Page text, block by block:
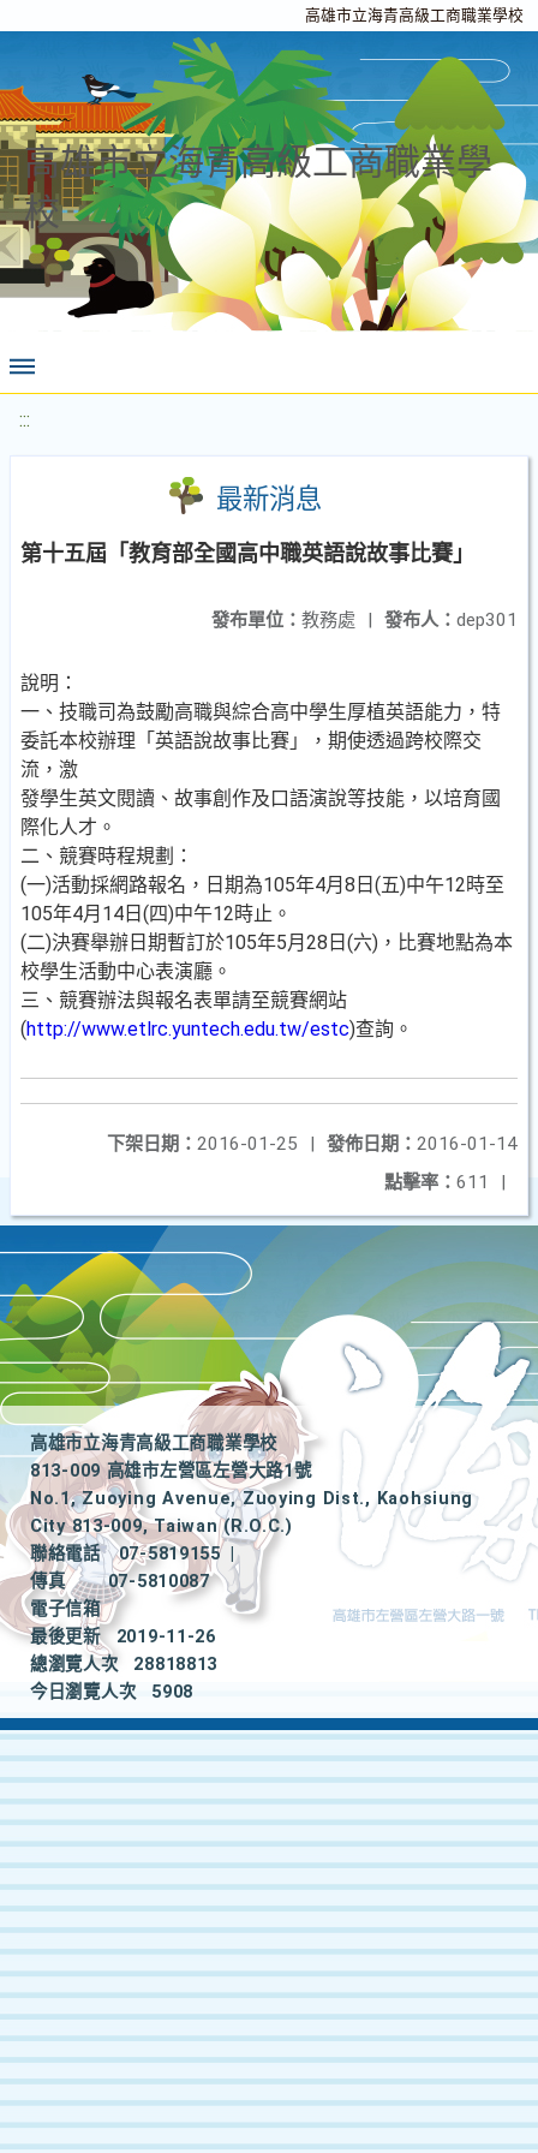
高雄市立海青高級工商職業學校
高雄市立海青高級工商職業學
校
:::
最新消息
第十五屆「教育部全國高中職英語說故事比賽」
發布人： dep301
發布單位： 教務處 |
說明：
一、技職司為鼓勵高職與綜合高中學生厚植英語能力，特
委託本校辦理「英語說故事比賽」，期使透過跨校際交
流，激
發學生英文閱讀、故事創作及口語演說等技能，以培育國
際化人才。
二、競賽時程規劃：
(一)活動採網路報名，日期為105年4月8日(五)中午12時至
105年4月14日(四)中午12時止。
(二)決賽舉辦日期暫訂於105年5月28日(六)，比賽地點為本
校學生活動中心表演廳。
三、競賽辦法與報名表單請至競賽網站
(http://www.etlrc.yuntech.edu.tw/estc)查詢。
發佈日期： 2016-01-14
下架日期： 2016-01-25
|
點擊率： 611 |
高雄市立海青高級工商職業學校
813-009 高雄市左營區左營大路1號
No.1, Zuoying Avenue, Zuoying Dist., Kaohsiung
City 813-009, Taiwan (R.O.C.)
聯絡電話
07-5819155
|
傳真
07-5810087
電子信箱
最後更新
2019-11-26
總瀏覽人次
28818813
今日瀏覽人次
5908